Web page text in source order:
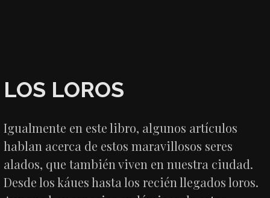
LOS LOROS
Igualmente en este libro, algunos artículos
hablan acerca de estos maravillosos seres
alados, que también viven en nuestra ciudad.
Desde los káues hasta los recién llegados loros.